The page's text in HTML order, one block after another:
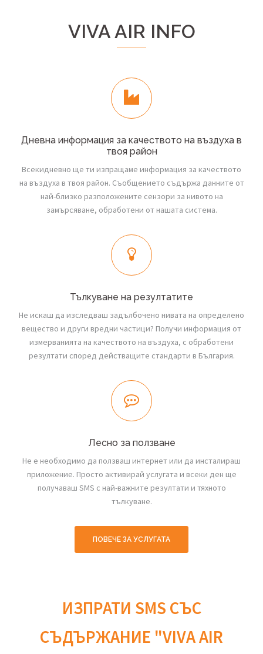
VIVA AIR INFO
Дневна информация за качеството на въздуха в
твоя район
Всекидневно ще ти изпращаме информация за качеството
на въздуха в твоя район. Съобщението съдържа данните от
най-близко разположените сензори за нивото на
замърсяване, обработени от нашата система.
Тълкуване на резултатите
Не искаш да изследваш задълбочено нивата на определено
вещество и други вредни частици? Получи информация от
измерванията на качеството на въздуха, с обработени
резултати според действащите стандарти в България.
Лесно за ползване
Не е необходимо да ползваш интернет или да инсталираш
приложение. Просто активирай услугата и всеки ден ще
получаваш SMS с най-важните резултати и тяхното
тълкуване.
ПОВЕЧЕ ЗА УСЛУГАТА
ИЗПРАТИ SMS СЪС
СЪДЪРЖАНИЕ "VIVA AIR